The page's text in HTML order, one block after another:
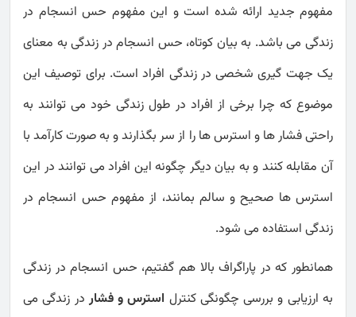
مفهوم جدید ارائه شده است و این مفهوم حس انسجام در
زندگی می باشد. به بیان کوتاه، حس انسجام در زندگی به معنای
یک جهت گیری شخصی در زندگی افراد است. برای توصیف این
موضوع که چرا برخی از افراد در طول زندگی خود می توانند به
راحتی فشار ها و استرس ها را از سر بگذارند و به صورت کارآمد با
آن مقابله کنند و به بیان دیگر چگونه این افراد می توانند در این
استرس ها صحیح و سالم بمانند، از مفهوم حس انسجام در
زندگی استفاده می شود.
همانطور که در پاراگراف بالا هم گفتیم، حس انسجام در زندگی
به ارزیابی و بررسی چگونگی کنترل استرس و فشاردر زندگی می